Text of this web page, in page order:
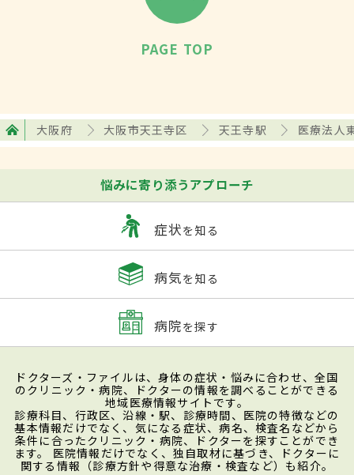
PAGE TOP
大阪府 大阪市天王寺区 天王寺駅 医療法人
悩みに寄り添うアプローチ
症状を知る
病気を知る
病院を探す
ドクターズ・ファイルは、身体の症状・悩みに合わせ、全国
のクリニック・病院、ドクターの情報を調べることができる
地域医療情報サイトです。
診療科目、行政区、沿線・駅、診療時間、医院の特徴などの
基本情報だけでなく、気になる症状、病名、検査名などから
条件に合ったクリニック・病院、ドクターを探すことができ
ます。 医院情報だけでなく、独自取材に基づき、ドクターに
関する情報（診療方針や得意な治療・検査など）も紹介。